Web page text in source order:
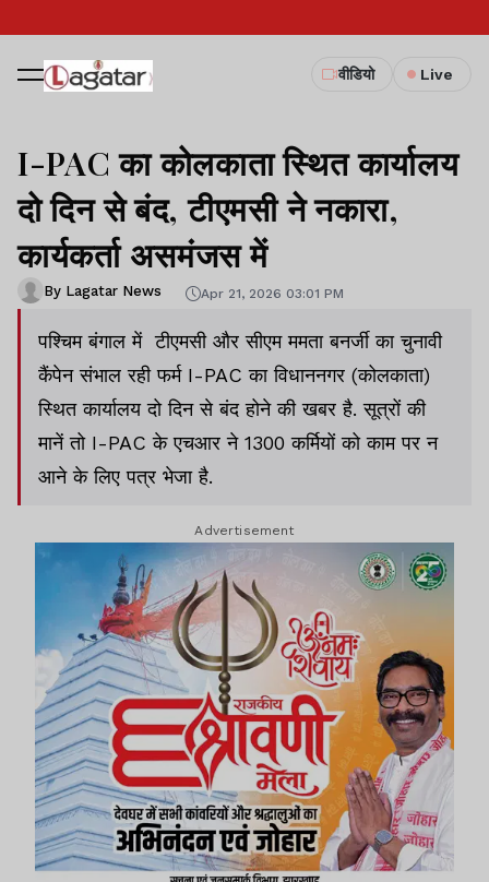
वीडियो Live
I-PAC का कोलकाता स्थित कार्यालय
दो दिन से बंद, टीएमसी ने नकारा,
कार्यकर्ता असमंजस में
By Lagatar News Apr 21, 2026 03:01 PM
पश्चिम बंगाल में टीएमसी और सीएम ममता बनर्जी का चुनावी
कैंपेन संभाल रही फर्म I-PAC का विधाननगर (कोलकाता)
स्थित कार्यालय दो दिन से बंद होने की खबर है. सूत्रों की
मानें तो I-PAC के एचआर ने 1300 कर्मियों को काम पर न
आने के लिए पत्र भेजा है.
Advertisement